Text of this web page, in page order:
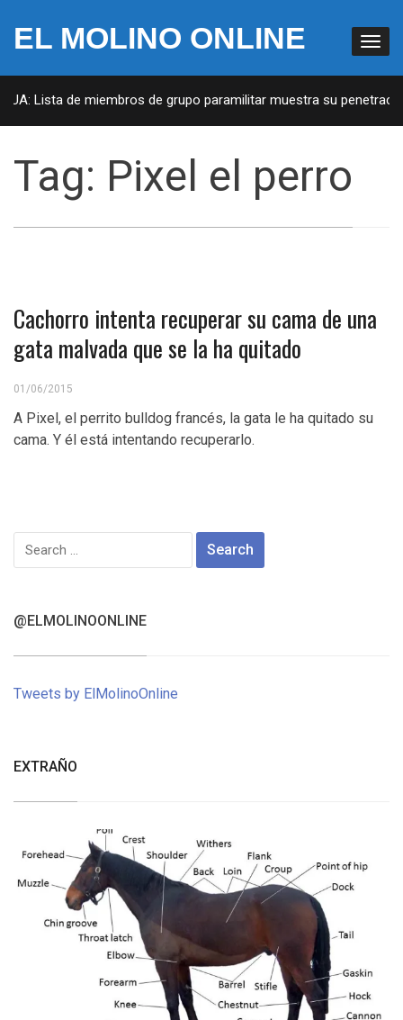
EL MOLINO ONLINE
Lista de miembros de grupo paramilitar muestra su
Tag: Pixel el perro
Cachorro intenta recuperar su cama de una
gata malvada que se la ha quitado
01/06/2015
A Pixel, el perrito bulldog francés, la gata le ha quitado su
cama. Y él está intentando recuperarlo.
Search
for:
@ELMOLINOONLINE
Tweets by ElMolinoOnline
EXTRAÑO